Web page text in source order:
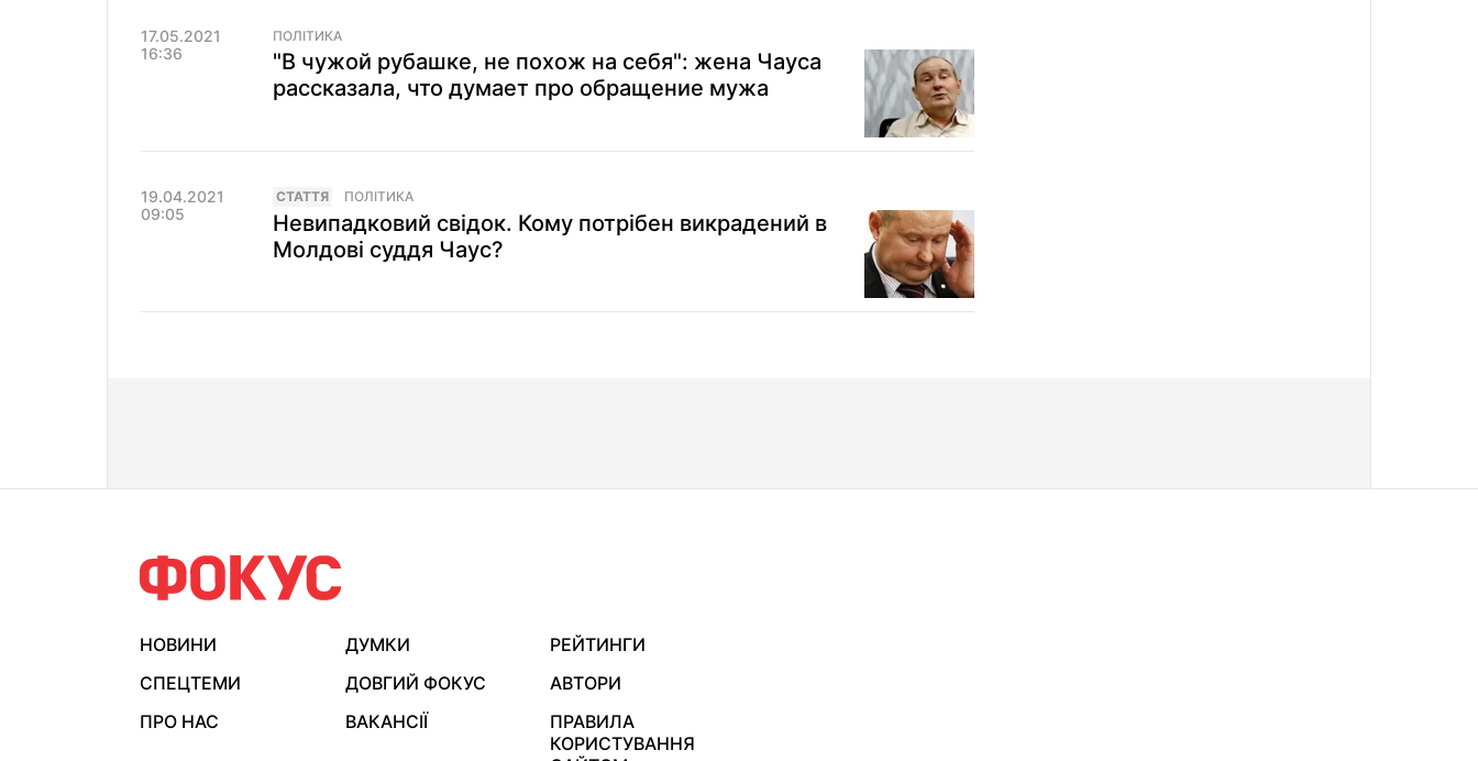
17.05.2021
16:36
ПОЛІТИКА
"В чужой рубашке, не похож на себя": жена Чауса
рассказала, что думает про обращение мужа
19.04.2021
09:05
СТАТТЯ ПОЛІТИКА
Невипадковий свідок. Кому потрібен викрадений в
Молдові суддя Чаус?
НОВИНИ ДУМКИ
РЕЙТИНГИ
СПЕЦТЕМИ
ДОВГИЙ ФОКУС
АВТОРИ
ПРО НАС
ВАКАНСІЇ
ПРАВИЛА
КОРИСТУВАННЯ